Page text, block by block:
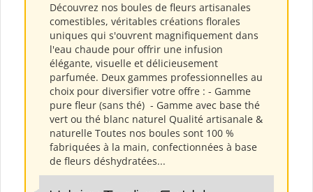
Découvrez nos boules de fleurs artisanales
comestibles, véritables créations florales
uniques qui s'ouvrent magnifiquement dans
l'eau chaude pour offrir une infusion
élégante, visuelle et délicieusement
parfumée. Deux gammes professionnelles au
choix pour diversifier votre offre : - Gamme
pure fleur (sans thé) ​ - Gamme avec base thé
vert ou thé blanc naturel Qualité artisanale &
naturelle Toutes nos boules sont 100 %
fabriquées à la main, confectionnées à base
de fleurs déshydratées...